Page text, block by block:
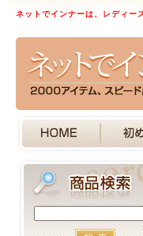
ネットでインナーは、レディー